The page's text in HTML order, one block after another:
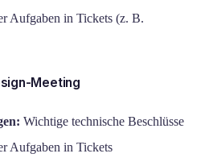
Aufgaben in Tickets (z. B.
Meeting
Wichtige technische Beschlüsse
Aufgaben in Tickets